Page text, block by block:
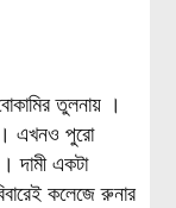
তুলনায় ।
। এখনও পুরো
দামী একটা
কলেজে রুনার